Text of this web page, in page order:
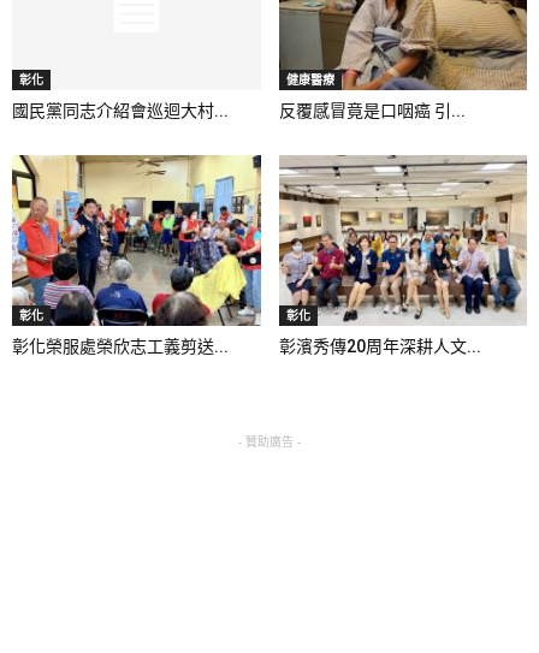
彰化
國民黨同志介紹會巡迴大村...
健康醫療
反覆感冒竟是口咽癌 引...
彰化
彰化榮服處榮欣志工義剪送...
彰化
彰濱秀傳20周年深耕人文...
- 贊助廣告 -